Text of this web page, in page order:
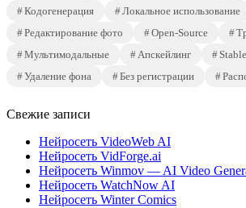
Кодогенерация
Локальное использование
Редактирование фото
Open-Source
Мультимодальные
Апскейлинг
Удаление фона
Без регистрации
Свежие записи
Нейросеть VideoWeb AI
Нейросеть VidForge.ai
Нейросеть Winmov — AI Video
Нейросеть WatchNow AI
Нейросеть Winter Comics